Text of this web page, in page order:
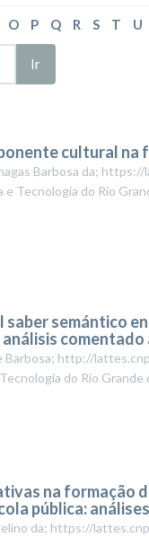
O P Q R S T U
Ir
cultural na
Barbosa da;
e Tecnologia do Rio
saber semántico
análisis
Barbosa; http://
do Rio
na formação
pública:
da; https://